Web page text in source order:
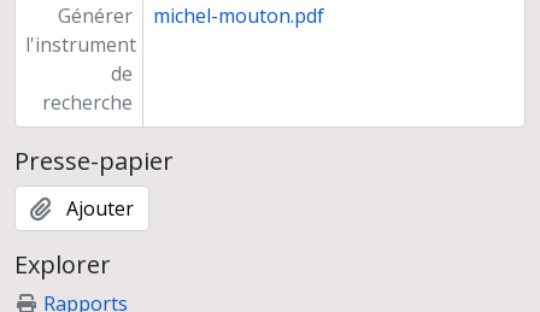
Générer
l'instrument
de
recherche
michel-mouton.pdf
Presse-papier
Ajouter
Explorer
Rapports